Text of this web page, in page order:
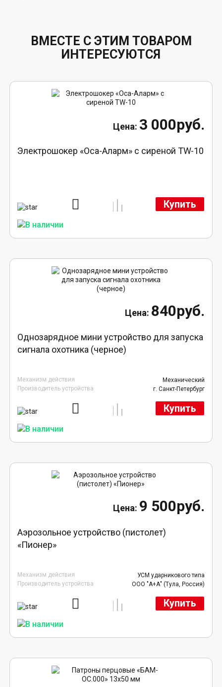
ВМЕСТЕ С ЭТИМ ТОВАРОМ
ИНТЕРЕСУЮТСЯ
3 000руб.
Электрошокер «Оса-Аларм» с сиреной TW-10
Купить
840руб.
Однозарядное мини устройство для запуска
сигнала охотника (черное)
Механизм действия
Механический
Производитель устройства
г. Санкт-Петербург
Купить
9 500руб.
Аэрозольное устройство (пистолет)
«Пионер»
Механизм действия
УСМ ударникового типа
Производитель устройства
ООО "А+А" (Тула, Россия)
Купить